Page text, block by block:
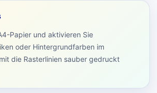
Papier und aktivieren Sie
oder Hintergrundfarben im
die Rasterlinien sauber gedruckt